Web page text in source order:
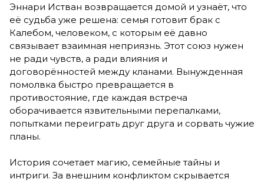
Эннари Истван возвращается домой и узнаёт, что
её судьба уже решена: семья готовит брак с
Калебом, человеком, с которым её давно
связывает взаимная неприязнь. Этот союз нужен
не ради чувств, а ради влияния и
договорённостей между кланами. Вынужденная
помолвка быстро превращается в
противостояние, где каждая встреча
оборачивается язвительными перепалками,
попытками переиграть друг друга и сорвать чужие
планы.
История сочетает магию, семейные тайны и
интриги. За внешним конфликтом скрывается